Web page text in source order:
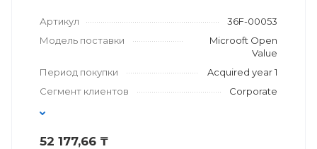
Артикул
36F-00053
Модель поставки
Microoft Open
Value
Период покупки
Acquired year 1
Сегмент клиентов
Corporate
52 177,66 ₸